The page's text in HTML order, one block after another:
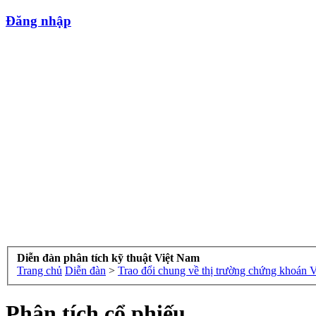
Đăng nhập
Diễn đàn phân tích kỹ thuật Việt Nam
Trang chủ Diễn đàn > Trao đổi chung về thị trường chứng khoán